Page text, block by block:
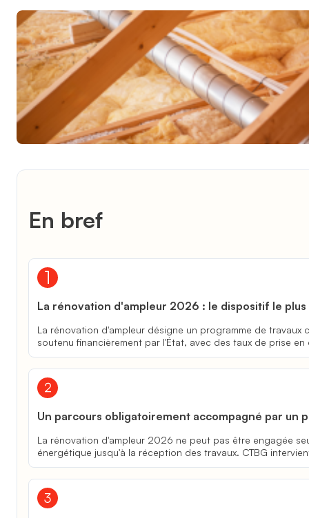
En bref
La rénovation d'ampleur 2026 : le dispositif le
La rénovation d'ampleur désigne un programme de
soutenu financièrement par l'État, avec des taux de prise
Un parcours obligatoirement accompagné par un
La rénovation d'ampleur 2026 ne peut pas être engagée
énergétique jusqu'à la réception des travaux. CTBG